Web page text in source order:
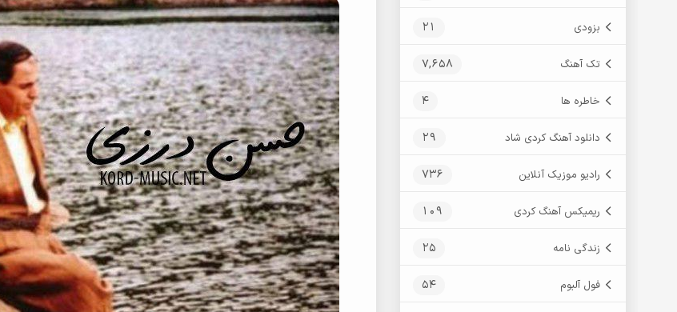
بزودی 21
تک آهنگ 7,658
خاطره ها 4
دانلود آهنگ کردی شاد 29
رادیو موزیک آنلاین 736
ریمیکس آهنگ کردی 109
زندگی نامه 25
فول آلبوم 54